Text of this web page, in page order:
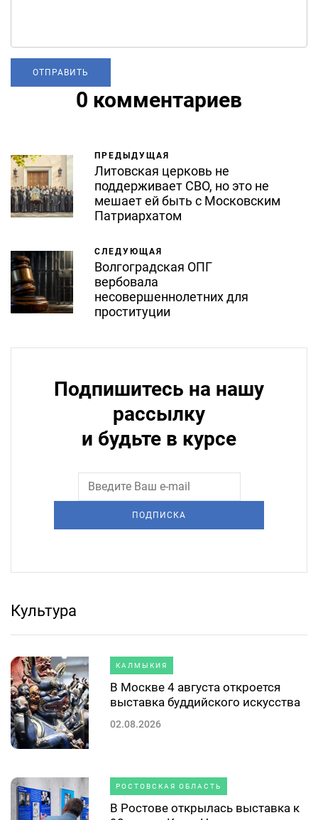
0 комментариев
ПРЕДЫДУЩАЯ
Литовская церковь не
поддерживает СВО, но это не
мешает ей быть с Московским
Патриархатом
СЛЕДУЮЩАЯ
Волгоградская ОПГ
вербовала
несовершеннолетних для
проституции
Подпишитесь на нашу
рассылку
и будьте в курсе
ПОДПИСКА
Культура
КАЛМЫКИЯ
В Москве 4 августа откроется
выставка буддийского искусства
02.08.2026
РОСТОВСКАЯ ОБЛАСТЬ
В Ростове открылась выставка к